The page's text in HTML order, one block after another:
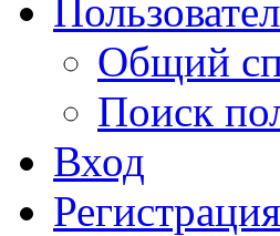
Общий
Поиск
Вход
Регистрация